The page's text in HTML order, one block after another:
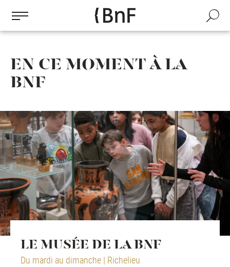
contenu
Recherche
EN CE MOMENT À LA
BNF
LE MUSÉE DE LA BNF
Du mardi au dimanche | Richelieu